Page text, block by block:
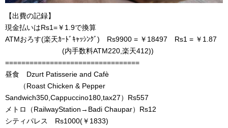
【出費の記録】
現金払いはRs1=￥1.9で換算
ATMおろす(楽天ｶｰﾄﾞｷｬｯｼﾝｸﾞ) Rs9900 = ￥18497 Rs1 = ￥1.87
(内手数料ATM220,楽天412))
=================================
昼食 Dzurt Patisserie and Cafè
（Roast Chicken & Pepper
Sandwich350,Cappuccino180,tax27）Rs557
メトロ（RailwayStation→Badi Chaupar）Rs12
シティパレス Rs1000(￥1833)